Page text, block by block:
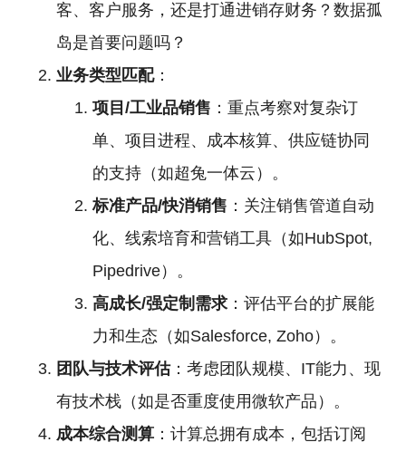
客、客户服务，还是打通进销存财务？数据孤
岛是首要问题吗？
业务类型匹配：
项目/工业品销售 ：重点考察对复杂订
单、项目进程、成本核算、供应链协同
的支持（如超兔一体云）。
标准产品/快消销售 ：关注销售管道自动
化、线索培育和营销工具（如HubSpot,
Pipedrive）。
高成长/强定制需求 ：评估平台的扩展能
力和生态（如Salesforce, Zoho）。
团队与技术评估：考虑团队规模、IT能力、现
有技术栈（如是否重度使用微软产品）。
成本综合测算 ：计算总拥有成本，包括订阅